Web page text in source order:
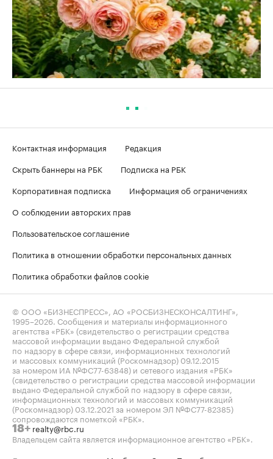
Контактная информация
Редакция
Скрыть баннеры на РБК
Подписка на РБК
Корпоративная подписка
Информация об ограничениях
О соблюдении авторских прав
Пользовательское соглашение
Политика в отношении обработки персональных данных
Политика обработки файлов cookie
© ООО «БИЗНЕСПРЕСС», АО «РОСБИЗНЕСКОНСАЛТИНГ»,
1995–2026. Сообщения и материалы информационного
агентства «РБК» (свидетельство о регистрации средства
массовой информации выдано Федеральной службой
по надзору в сфере связи, информационных технологий
и массовых коммуникаций (Роскомнадзор) 09.12.2015
за номером ИА №ФС77-63848) и сетевого издания «РБК»
(свидетельство о регистрации средства массовой информации
выдано Федеральной службой по надзору в сфере связи,
информационных технологий и массовых коммуникаций
(Роскомнадзор) 03.12.2021 за номером ЭЛ №ФС77-82385)
сопровождаются пометкой «РБК».
18+ realty@rbc.ru
Владельцем сайта является информационное агентство «РБК».